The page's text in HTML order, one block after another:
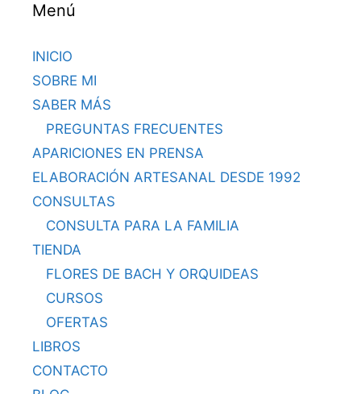
Menú
INICIO
SOBRE MI
SABER MÁS
PREGUNTAS FRECUENTES
APARICIONES EN PRENSA
ELABORACIÓN ARTESANAL DESDE 1992
CONSULTAS
CONSULTA PARA LA FAMILIA
TIENDA
FLORES DE BACH Y ORQUIDEAS
CURSOS
OFERTAS
LIBROS
CONTACTO